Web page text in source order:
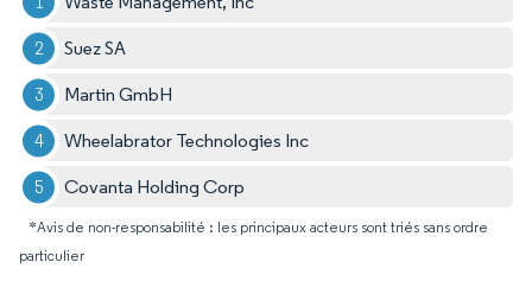
Suez SA
Martin GmbH
Wheelabrator Technologies Inc
Covanta Holding Corp
*Avis de non-responsabilité : les principaux acteurs sont triés sans ordre
particulier